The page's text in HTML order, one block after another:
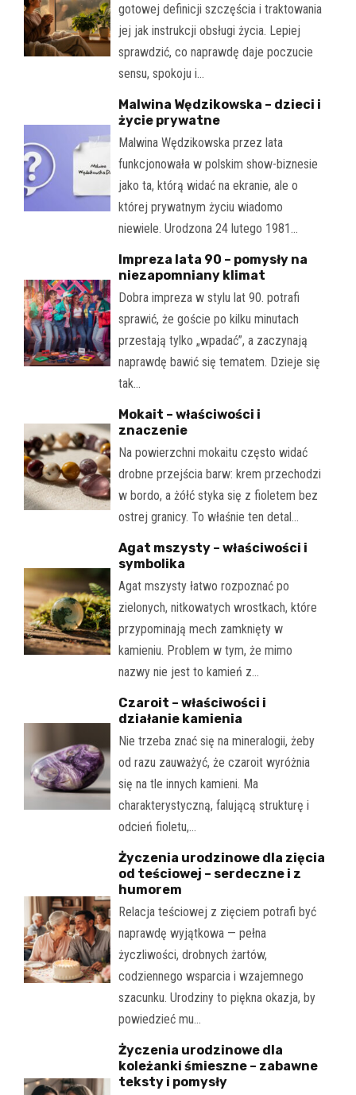
gotowej definicji szczęścia i traktowania
jej jak instrukcji obsługi życia. Lepiej
sprawdzić, co naprawdę daje poczucie
sensu, spokoju i…
Malwina Wędzikowska – dzieci i
życie prywatne
Malwina Wędzikowska przez lata
funkcjonowała w polskim show-biznesie
jako ta, którą widać na ekranie, ale o
której prywatnym życiu wiadomo
niewiele. Urodzona 24 lutego 1981…
Impreza lata 90 – pomysły na
niezapomniany klimat
Dobra impreza w stylu lat 90. potrafi
sprawić, że goście po kilku minutach
przestają tylko „wpadać”, a zaczynają
naprawdę bawić się tematem. Dzieje się
tak…
Mokait – właściwości i
znaczenie
Na powierzchni mokaitu często widać
drobne przejścia barw: krem przechodzi
w bordo, a żółć styka się z fioletem bez
ostrej granicy. To właśnie ten detal…
Agat mszysty – właściwości i
symbolika
Agat mszysty łatwo rozpoznać po
zielonych, nitkowatych wrostkach, które
przypominają mech zamknięty w
kamieniu. Problem w tym, że mimo
nazwy nie jest to kamień z…
Czaroit – właściwości i
działanie kamienia
Nie trzeba znać się na mineralogii, żeby
od razu zauważyć, że czaroit wyróżnia
się na tle innych kamieni. Ma
charakterystyczną, falującą strukturę i
odcień fioletu,…
Życzenia urodzinowe dla zięcia
od teściowej – serdeczne i z
humorem
Relacja teściowej z zięciem potrafi być
naprawdę wyjątkowa — pełna
życzliwości, drobnych żartów,
codziennego wsparcia i wzajemnego
szacunku. Urodziny to piękna okazja, by
powiedzieć mu…
Życzenia urodzinowe dla
koleżanki śmieszne – zabawne
teksty i pomysły